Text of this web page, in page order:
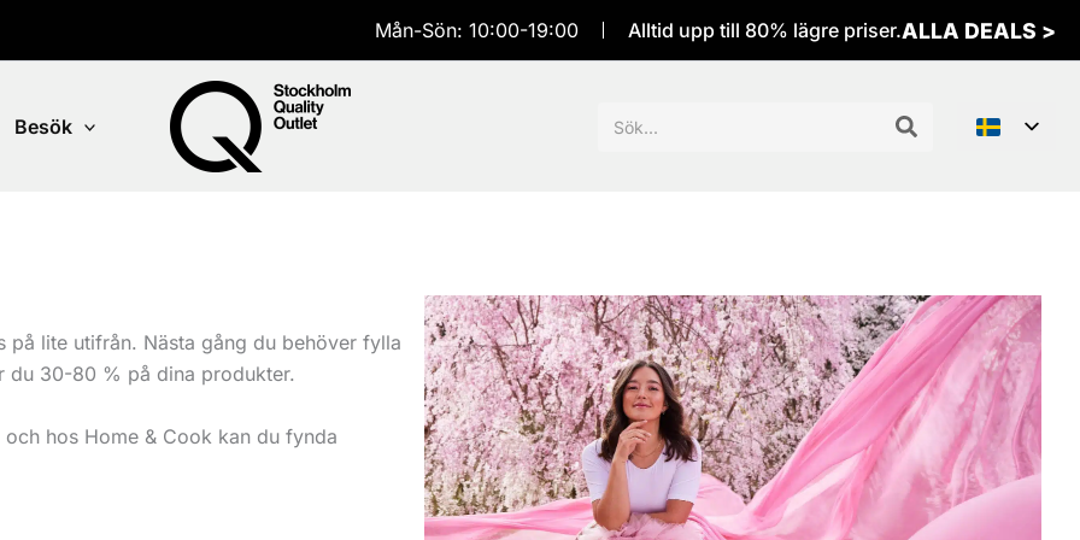
Mån-Sön: 10:00-19:00 Alltid upp till 80% lägre priser.ALLA DEALS >
Besök
efter:
på lite utifrån. Nästa gång du behöver fylla
du 30-80 % på dina produkter.
hos Home & Cook kan du fynda